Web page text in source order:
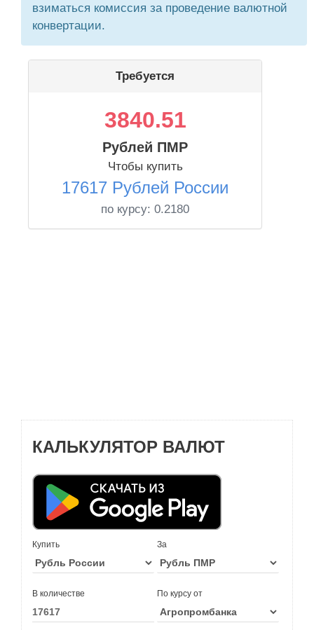
взиматься комиссия за проведение валютной
конвертации.
Требуется
3840.51
Рублей ПМР
Чтобы купить
17617 Рублей России
по курсу: 0.2180
КАЛЬКУЛЯТОР ВАЛЮТ
Купить За
В количестве По курсу от